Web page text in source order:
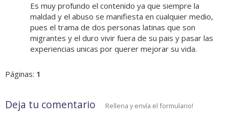
Es muy profundo el contenido ya que siempre la
maldad y el abuso se manifiesta en cualquier medio,
pues el trama de dos personas latinas que son
migrantes y el duro vivir fuera de su pais y pasar las
experiencias unicas por querer mejorar su vida.
Páginas: 1
Deja tu comentario Rellena y envía el formulario!